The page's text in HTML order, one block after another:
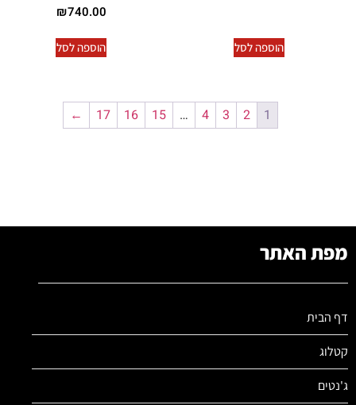
הוספה לסל
₪740.00
הוספה לסל
1
2
3
4
…
15
16
17
←
מפת האתר
דף הבית
קטלוג
ג'נטים